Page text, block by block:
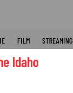
FILM STREAMING
Idaho